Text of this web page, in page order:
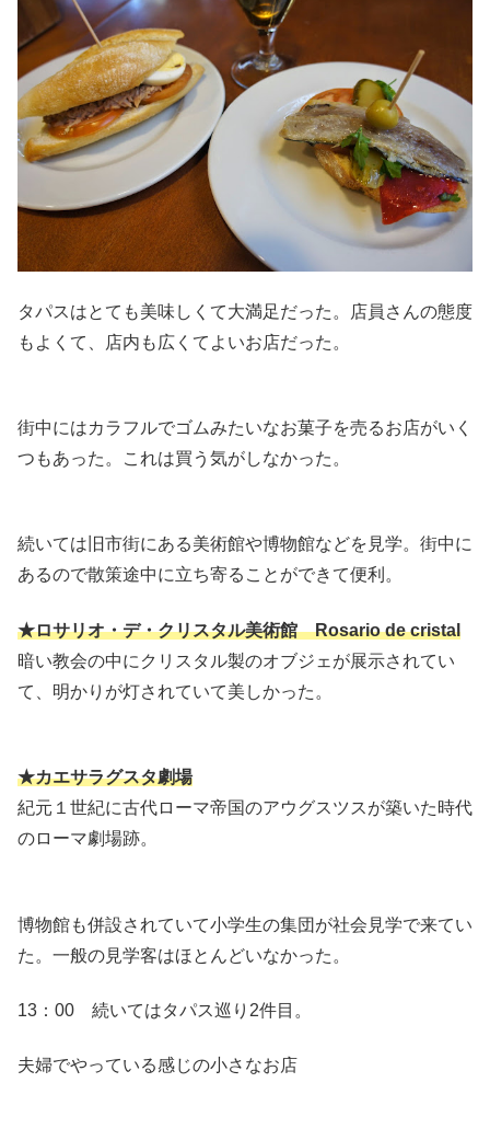
タパスはとても美味しくて大満足だった。店員さんの態度
もよくて、店内も広くてよいお店だった。
街中にはカラフルでゴムみたいなお菓子を売るお店がいく
つもあった。これは買う気がしなかった。
続いては旧市街にある美術館や博物館などを見学。街中に
あるので散策途中に立ち寄ることができて便利。
★ロサリオ・デ・クリスタル美術館 Rosario de cristal
暗い教会の中にクリスタル製のオブジェが展示されてい
て、明かりが灯されていて美しかった。
★カエサラグスタ劇場
紀元１世紀に古代ローマ帝国のアウグスツスが築いた時代
のローマ劇場跡。
博物館も併設されていて小学生の集団が社会見学で来てい
た。一般の見学客はほとんどいなかった。
13：00 続いてはタパス巡り2件目。
夫婦でやっている感じの小さなお店